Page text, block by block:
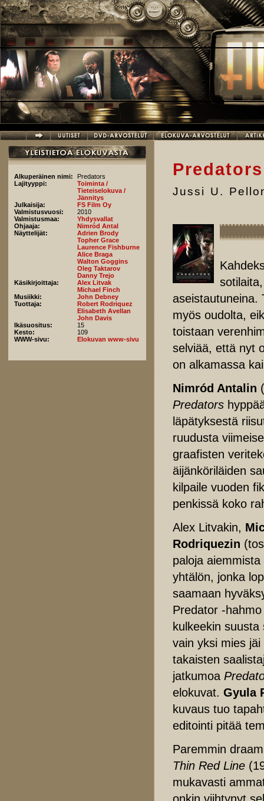
Hyppää pääsisältöön
Alkuperäinen nimi:
Predators
Lajityyppi:
Toiminta /
Tieteiselokuva /
Jännitys
Julkaisija:
FS Film Oy
Valmistusvuosi:
2010
Valmistusmaa:
Yhdysvallat
Ohjaaja:
Nimród Antal
Näyttelijät:
Adrien Brody
Topher Grace
Laurence Fishburne
Alice Braga
Walton Goggins
Oleg Taktarov
Danny Trejo
Käsikirjoittaja:
Alex Litvak
Michael Finch
Musiikki:
John Debney
Tuottaja:
Robert Rodriquez
Elisabeth Avellan
John Davis
Ikäsuositus:
15
Kesto:
109
WWW-sivu:
Elokuvan www-sivu
Predators
Jussi U.
aseistautuneina.
myös oudolta,
toistaan
selviää, että nyt
on alkamassa
Nimród Antalin
Predators
läpätyksestä
ruudusta
graafisten
äijänköriläiden
kilpaile vuoden
penkissä koko
Alex Litvakin,
Rodriquezin
paloja aiemmista
yhtälön, jonka
saamaan
Predator -
kulkeekin
vain yksi mies
takaisten
jatkumoa
elokuvat. Gyula
kuvaus tuo
editointi pitää
Paremmin
Thin Red Line
mukavasti